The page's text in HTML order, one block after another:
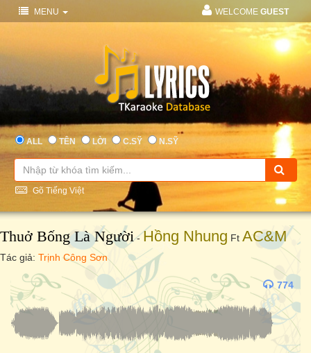
MENU WELCOME GUEST
ALL TÊN LỜI C.SỸ N.SỸ
Gõ Tiếng Việt
Thuở Bống Là Người-Hồng Nhung Ft AC&M
Tác giả: Trịnh Công Sơn
774